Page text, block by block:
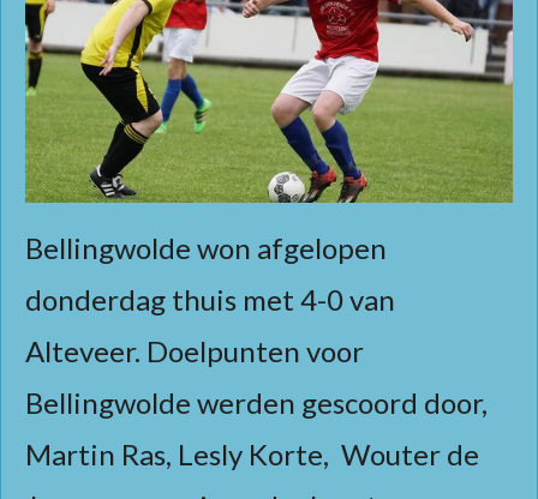
Bellingwolde won afgelopen
donderdag thuis met 4-0 van
Alteveer. Doelpunten voor
Bellingwolde werden gescoord door,
Martin Ras, Lesly Korte, Wouter de